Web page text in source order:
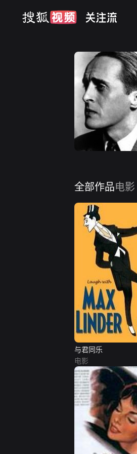
全部作品电影
与君同乐
电影